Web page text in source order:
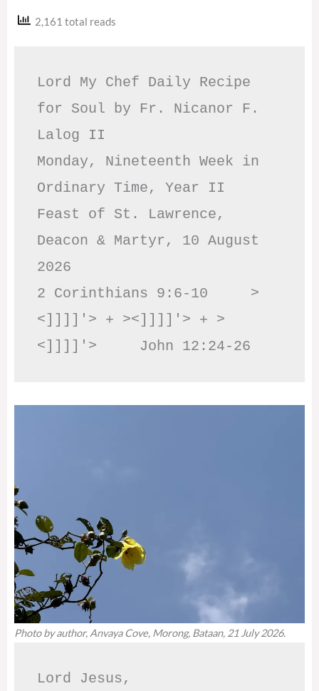
2,161 total reads
Lord My Chef Daily Recipe
for Soul by Fr. Nicanor F.
Lalog II
Monday, Nineteenth Week in
Ordinary Time, Year II
Feast of St. Lawrence,
Deacon & Martyr, 10 August
2026
2 Corinthians 9:6-10     >
<]]]]'> + ><]]]]'> + >
<]]]]'>     John 12:24-26
Photo by author, Anvaya Cove, Morong, Bataan, 21 July 2026.
Lord Jesus,